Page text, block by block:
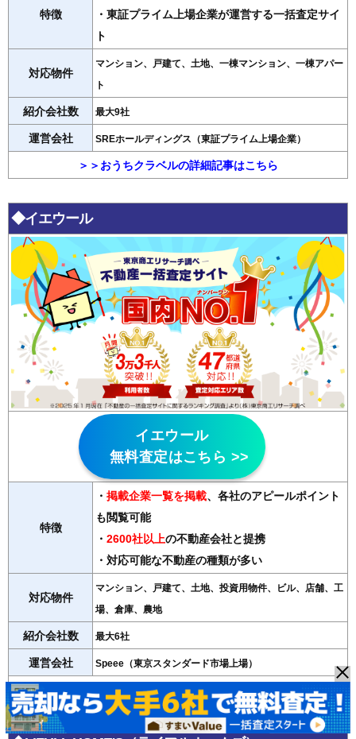
特徴
・東証プライム上場企業が運営する一括査定サイ
ト
対応物件
マンション、戸建て、土地、一棟マンション、一棟アパー
ト
紹介会社数 最大9社
運営会社 SREホールディングス（東証プライム上場企業）
＞＞おうちクラベルの詳細記事はこちら
◆イエウール
イエウール
無料査定はこちら >>
特徴
・ 掲載企業一覧を掲載、各社のアピールポイント
も閲覧可能
・ 2600社以上の不動産会社と提携
・対応可能な不動産の種類が多い
対応物件
マンション、戸建て、土地、投資用物件、ビル、店舗、工
場、倉庫、農地
紹介会社数 最大6社
運営会社 Speee（東京スタンダード市場上場）
＞＞イエウールの詳細記事はこちら